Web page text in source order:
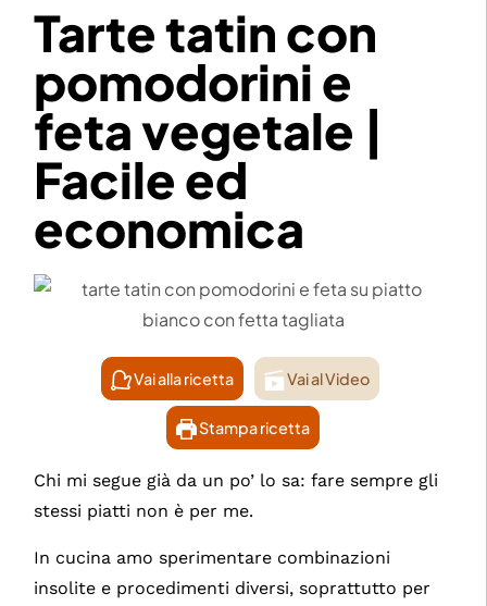
Tarte tatin con
pomodorini e
feta vegetale |
Facile ed
economica
Vai alla ricetta Vai al Video
Stampa ricetta
Chi mi segue già da un po’ lo sa: fare sempre gli
stessi piatti non è per me.
In cucina amo sperimentare combinazioni
insolite e procedimenti diversi, soprattutto per